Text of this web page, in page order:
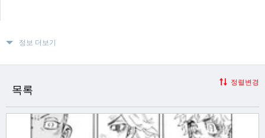
정보 더보기
목록
정렬변경